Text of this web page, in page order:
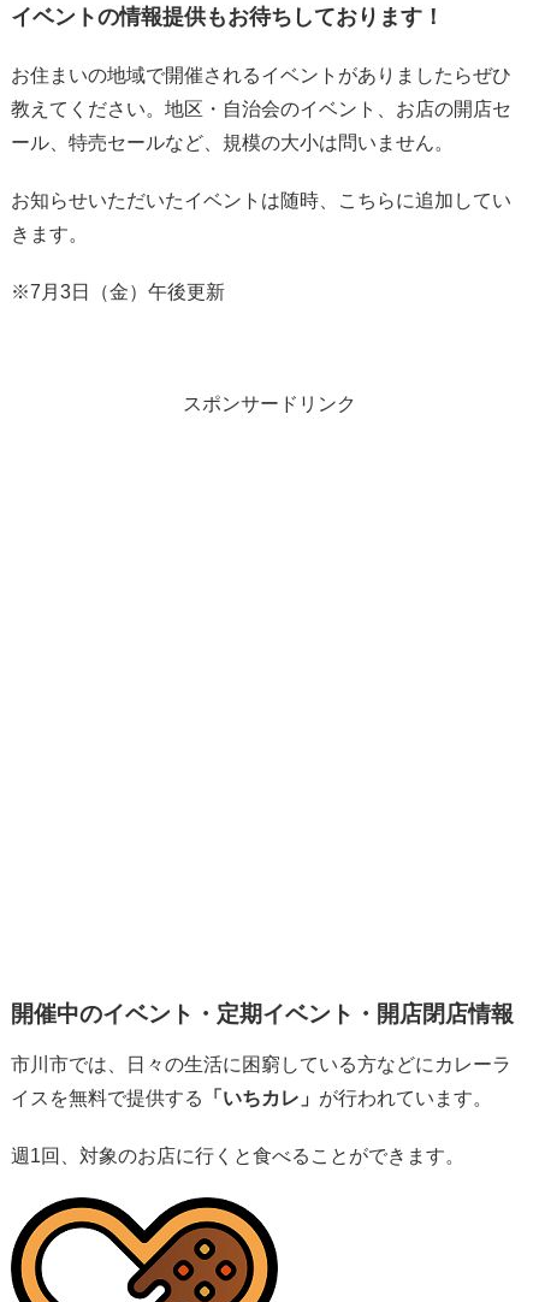
イベントの情報提供もお待ちしております！
お住まいの地域で開催されるイベントがありましたらぜひ
教えてください。地区・自治会のイベント、お店の開店セ
ール、特売セールなど、規模の大小は問いません。
お知らせいただいたイベントは随時、こちらに追加してい
きます。
※7月3日（金）午後更新
スポンサードリンク
開催中のイベント・定期イベント・開店閉店情報
市川市では、日々の生活に困窮している方などにカレーラ
イスを無料で提供する
「いちカレ」 が行われています。
週1回、対象のお店に行くと食べることができます。